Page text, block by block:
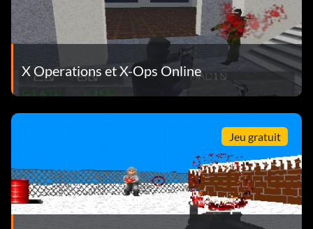
X Operations et X-Ops Online
Jeu gratuit